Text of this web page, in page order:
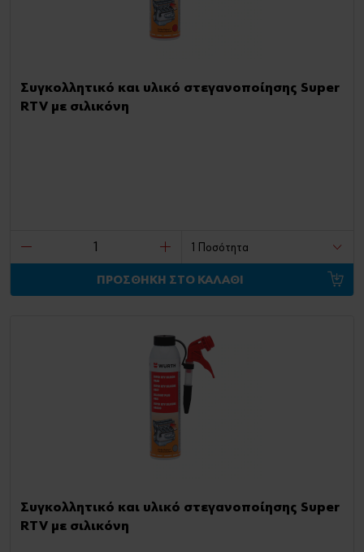
Συγκολλητικό και υλικό στεγανοποίησης Super
RTV με σιλικόνη
ΠΡΟΣΘΗΚΗ ΣΤΟ ΚΑΛΑΘΙ
Συγκολλητικό και υλικό στεγανοποίησης Super
RTV με σιλικόνη